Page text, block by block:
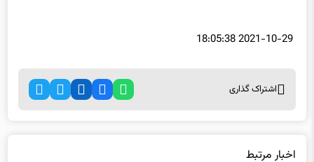
2021-10-29 18:05:38
اشتراک گذاری
اخبار مرتبط